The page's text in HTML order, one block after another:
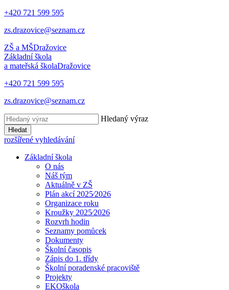
+420 721 599 595
zs.drazovice@seznam.cz
ZŠ a MŠDražovice
Základní škola
a mateřská školaDražovice
+420 721 599 595
zs.drazovice@seznam.cz
Hledaný výraz
Hledat
rozšířené vyhledávání
Základní škola
O nás
Náš tým
Aktuálně v ZŠ
Plán akcí 2025⁄2026
Organizace roku
Kroužky 2025⁄2026
Rozvrh hodin
Seznamy pomůcek
Dokumenty
Školní časopis
Zápis do 1. třídy
Školní poradenské pracoviště
Projekty
EKOškola